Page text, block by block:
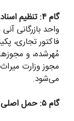
گام ۴: تنظیم اسناد و اخذ مجوزها
واحد بازرگانی
فاکتور تجاری،
مجوز وزارت
می‌شود.
گام ۵: حمل اصلی و رهگیری لحظه‌ای